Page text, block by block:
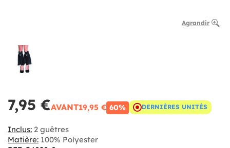
Agrandir
7,95 €AVANT19,95 € 60% DERNIÈRES UNITÉS
Inclus: 2 guêtres
Matière: 100% Polyester